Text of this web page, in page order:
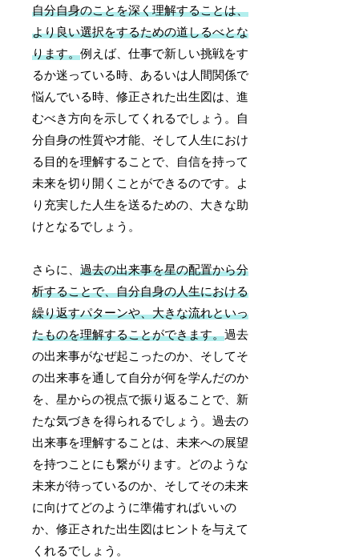
自分自身のことを深く理解することは、
より良い選択をするための道しるべとな
ります。例えば、仕事で新しい挑戦をす
るか迷っている時、あるいは人間関係で
悩んでいる時、修正された出生図は、進
むべき方向を示してくれるでしょう。自
分自身の性質や才能、そして人生におけ
る目的を理解することで、自信を持って
未来を切り開くことができるのです。よ
り充実した人生を送るための、大きな助
けとなるでしょう。
さらに、過去の出来事を星の配置から分
析することで、自分自身の人生における
繰り返すパターンや、大きな流れといっ
たものを理解することができます。過去
の出来事がなぜ起こったのか、そしてそ
の出来事を通して自分が何を学んだのか
を、星からの視点で振り返ることで、新
たな気づきを得られるでしょう。過去の
出来事を理解することは、未来への展望
を持つことにも繋がります。どのような
未来が待っているのか、そしてその未来
に向けてどのように準備すればいいの
か、修正された出生図はヒントを与えて
くれるでしょう。